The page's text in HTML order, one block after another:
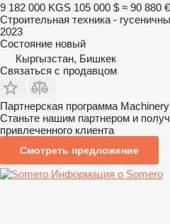
9 182 000 KGS 105 000 $ ≈ 90 880 €
Строительная техника -
2023
Состояние новый
Кыргызстан, Бишкек
Связаться с продавцом
Партнерская программа
Станьте нашим партнером и
привлеченного клиента
Смотреть предложение
Информация о Somero